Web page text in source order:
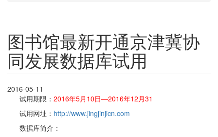
图书馆最新开通京津冀协
同发展数据库试用
2016-05-11
试用期限： 2016年5月10日—2016年12月31
试用网址： http://www.jingjinjicn.com
数据库简介：